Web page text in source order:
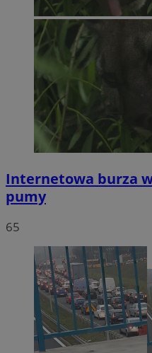
Internetowa burza
pumy
65